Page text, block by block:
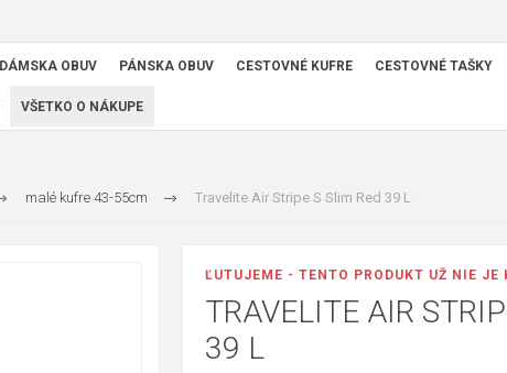
DÁMSKA OBUV PÁNSKA OBUV CESTOVNÉ KUFRE CESTOVNÉ TAŠKY
VŠETKO O NÁKUPE
malé kufre 43-55cm Travelite Air Stripe S Slim Red 39 L
ĽUTUJEME - TENTO PRODUKT UŽ NIE JE
TRAVELITE AIR
39 L